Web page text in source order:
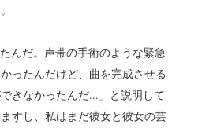
んだ。声帯の手術のような緊急
ったんだけど、曲を完成させる
きなかったんだ...」と説明して
すし、私はまだ彼女と彼女の芸